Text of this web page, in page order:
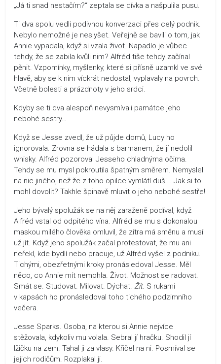
„Já ti snad nestačím?“ zeptala se dívka a našpulila pusu.
Ti dva spolu vedli podivnou konverzaci přes celý podnik.
Nebylo nemožné je neslyšet. Veřejně se bavili o tom, jak
Annie vypadala, když si vzala život. Napadlo je vůbec
tehdy, že se zabila kvůli nim? Alfréd tiše tehdy začínal
pěnit. Vzpomínky, myšlenky, které si přísně uzamkl ve své
hlavě, aby se k nim víckrát nedostal, vyplavaly na povrch.
Včetně bolesti a prázdnoty v jeho srdci.
Kdyby se ti dva alespoň nevysmívali památce jeho
nebohé sestry…
Když se Jesse zvedl, že už půjde domů, Lucy ho
ignorovala. Zrovna se hádala s barmanem, že jí nedolil
whisky. Alfréd pozoroval Jesseho chladnýma očima.
Tehdy se mu mysl pokroutila špatným směrem. Nemyslel
na nic jiného, než že z toho opilce vymlátí duši… Jak si to
mohl dovolit? Takhle špinavě mluvit o jeho nebohé sestře!
Jeho bývalý spolužák se na něj zaraženě podíval, když
Alfréd vstal od odpitého vína. Alfréd se mu s dokonalou
maskou milého člověka omluvil, že zítra má směnu a musí
už jít. Když jeho spolužák začal protestovat, že mu ani
neřekl, kde bydlí nebo pracuje, už Alfréd vyšel z podniku.
Tichými, obezřetnými kroky pronásledoval Jesse. Měl
něco, co Annie mít nemohla. Život. Možnost se radovat.
Smát se. Studovat. Milovat. Dýchat. Žít. S rukami
v kapsách ho pronásledoval toho tichého podzimního
večera.
Jesse Sparks. Osoba, na kterou si Annie nejvíce
stěžovala, kdykoliv mu volala. Sebral jí hračku. Shodil jí
lžičku na zem. Tahal ji za vlasy. Křičel na ni. Posmíval se
jejich rodičům. Rozplakal ji.